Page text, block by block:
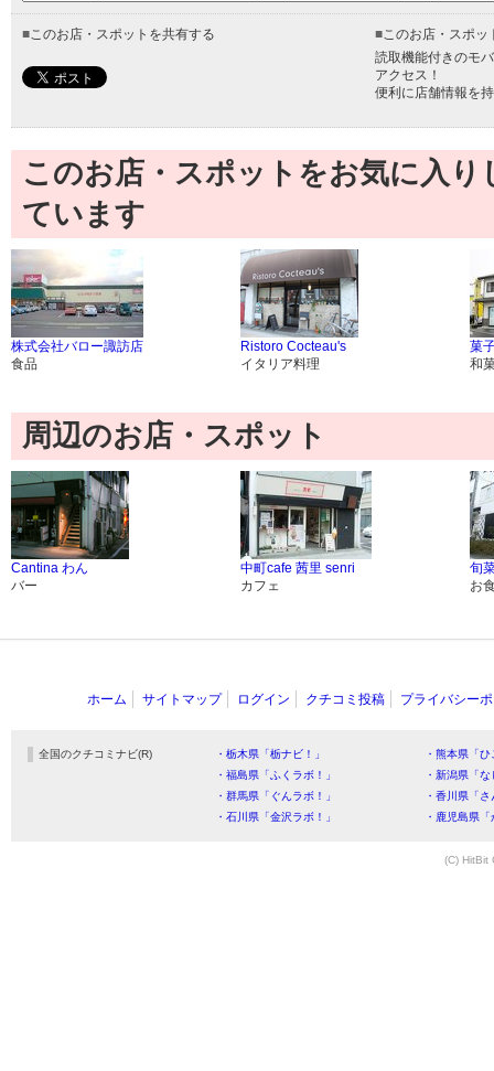
■このお店・スポットを共有する ■このお店・スポッ
読取機能付きのモ
アクセス！
便利に店舗情報を
このお店・スポットをお気に入
ています
株式会社バロー諏訪店
食品
Ristoro Cocteau's
イタリア料理
菓
和
周辺のお店・スポット
Cantina わん
バー
中町cafe 茜里 senri
カフェ
旬
お
ホーム サイトマップ ログイン クチコミ投稿 プライバシー
全国のクチコミナビ(R) ・栃木県「栃ナビ！」
・熊本県「
・福島県「ふくラボ！」
・新潟県「
・群馬県「ぐんラボ！」
・香川県「
・石川県「金沢ラボ！」
・鹿児島県
(C) HitBit